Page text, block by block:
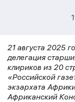
21 августа 2025
делегация
клириков из 20
«Российской
экзархата
Африканский